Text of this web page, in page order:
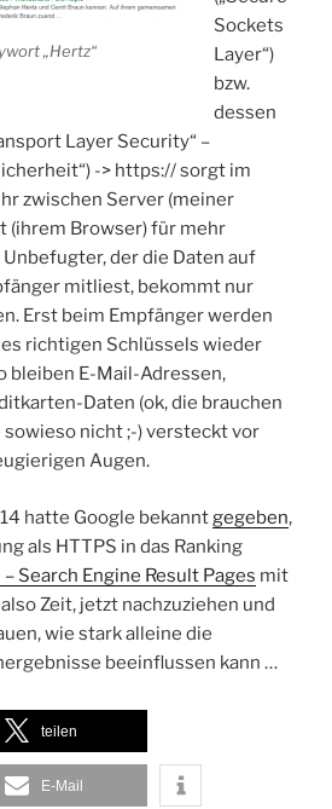
„Hertz“
Sockets
Layer“)
bzw.
dessen
Layer Security“ –
-> https:// sorgt im
zwischen Server (meiner
(ihrem Browser) für mehr
der die Daten auf
mitliest, bekommt nur
Erst beim Empfänger werden
richtigen Schlüssels wieder
bleiben E-Mail-Adressen,
Daten (ok, die brauchen
nicht ;-) versteckt vor
Augen.
hatte Google bekanntgegeben,
als HTTPS in das Ranking
– Search Engine Result Pages mit
Zeit, jetzt nachzuziehen und
wie stark alleine die
beeinflussen kann …
teilen
E-Mail